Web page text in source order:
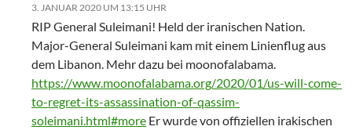
3. JANUAR 2020 UM 13:15 UHR
RIP General Suleimani! Held der iranischen Nation.
Major-General Suleimani kam mit einem Linienflug aus
dem Libanon. Mehr dazu bei moonofalabama.
https://www.moonofalabama.org/2020/01/us-will-come-
to-regret-its-assassination-of-qassim-
soleimani.html#more Er wurde von offiziellen irakischen